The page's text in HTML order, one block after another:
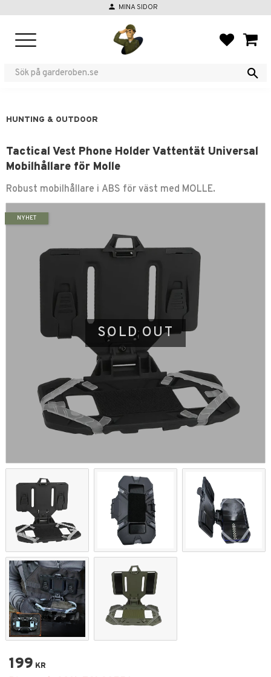
person MINA SIDOR
HUNTING & OUTDOOR
Tactical Vest Phone Holder Vattentät Universal
Mobilhållare för Molle
Robust mobilhållare i ABS för väst med MOLLE.
SOLD OUT
NYHET
199 KR